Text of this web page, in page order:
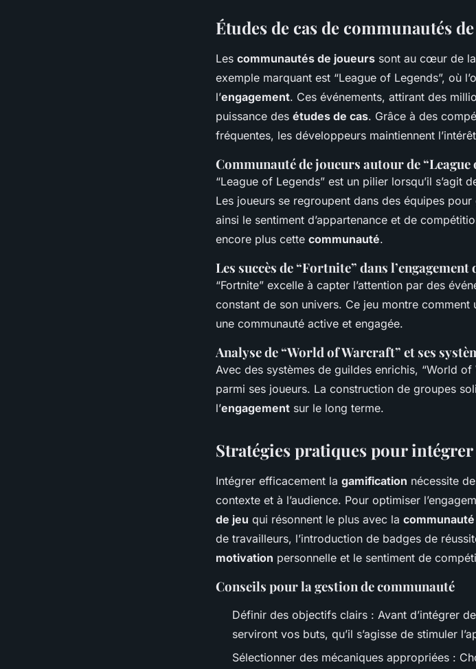
Études de cas de communautés
Les communautés de joueurs sont au cœur de la
exemple marquant est “League of Legends”, où
l’engagement. Ces événements, attirant des
puissance des études de cas. Grâce à des
fréquentes, les développeurs maintiennent
Communauté de joueurs autour de “League
“League of Legends” est un pilier lorsqu’il s’agit
Les joueurs se regroupent dans des équipes
ainsi le sentiment d’appartenance et de
encore plus cette communauté.
Les succès de “Fortnite” dans l’engagement
“Fortnite” excelle à capter l’attention par des
constant de son univers. Ce jeu montre
une communauté active et engagée.
Analyse de “World of Warcraft” et ses
Avec des systèmes de guildes enrichis, “World
parmi ses joueurs. La construction de groupes
l’engagement sur le long terme.
Stratégies pratiques pour
Intégrer efficacement la gamification nécessite
contexte et à l’audience. Pour optimiser
de jeu qui résonnent le plus avec la communauté
de travailleurs, l’introduction de badges de
motivation personnelle et le sentiment de
Conseils pour la gestion de communauté
Définir des objectifs clairs : Avant d’intégrer
serviront vos buts, qu’il s’agisse de stimuler
Sélectionner des mécaniques appropriées :